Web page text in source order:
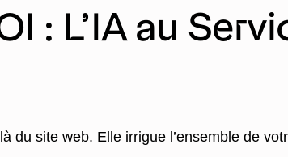
: L’IA au
du site web. Elle irrigue l’ensemble de